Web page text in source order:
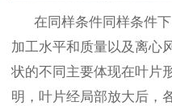
在同样条件同样条件
加工水平和质量以及离心
状的不同主要体现在叶片
明，叶片经局部放大后，